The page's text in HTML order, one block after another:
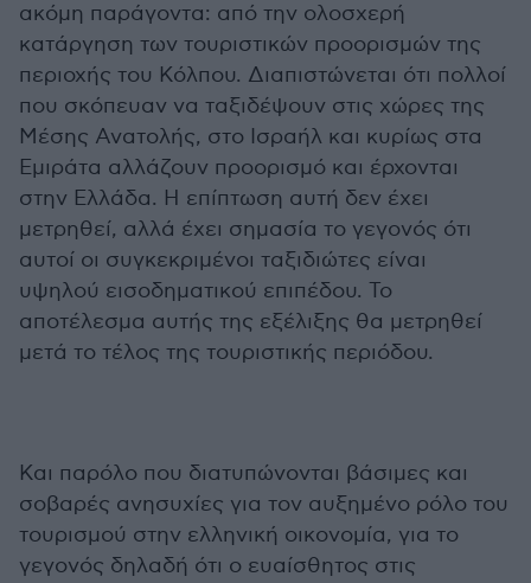
ακόμη παράγοντα: από την ολοσχερή
κατάργηση των τουριστικών προορισμών της
περιοχής του Κόλπου. Διαπιστώνεται ότι πολλοί
που σκόπευαν να ταξιδέψουν στις χώρες της
Μέσης Ανατολής, στο Ισραήλ και κυρίως στα
Εμιράτα αλλάζουν προορισμό και έρχονται
στην Ελλάδα. Η επίπτωση αυτή δεν έχει
μετρηθεί, αλλά έχει σημασία το γεγονός ότι
αυτοί οι συγκεκριμένοι ταξιδιώτες είναι
υψηλού εισοδηματικού επιπέδου. Το
αποτέλεσμα αυτής της εξέλιξης θα μετρηθεί
μετά το τέλος της τουριστικής περιόδου.
Και παρόλο που διατυπώνονται βάσιμες και
σοβαρές ανησυχίες για τον αυξημένο ρόλο του
τουρισμού στην ελληνική οικονομία, για το
γεγονός δηλαδή ότι ο ευαίσθητος στις